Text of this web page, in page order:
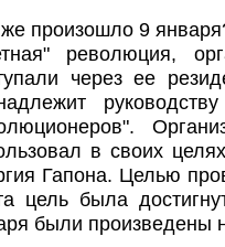
произошло 9
революция,
через ее
в своих
Гапона. Целью
цель была
были произведены